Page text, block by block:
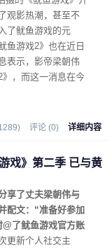
观影热潮，甚至不
了鱿鱼游戏的元
游戏2》也在近日
表示，影帝梁朝伟
，而这一消息在今
评论 (0) 详细内容
戏》第二季 已与黄
享了丈夫梁朝伟与
配文：“准备好参加
@了鱿鱼游戏官方账
更新个人社交主